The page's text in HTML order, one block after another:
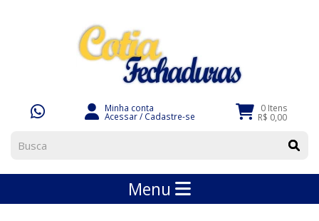
Minha conta
Acessar/ Cadastre-se
0 Itens
R$ 0,00
Menu